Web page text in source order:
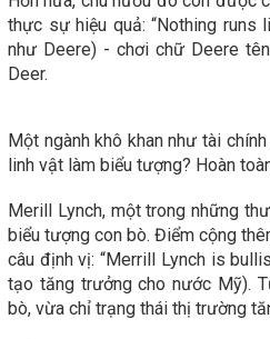
thực sự hiệu quả: “Nothing runs
như Deere) - chơi chữ Deere
Deer.
Một ngành khô khan như tài
linh vật làm biểu tượng? Hoàn
Merill Lynch, một trong những
biểu tượng con bò. Điểm cộng
câu định vị: “Merrill Lynch is
tạo tăng trưởng cho nước Mỹ).
bò, vừa chỉ trạng thái thị trường